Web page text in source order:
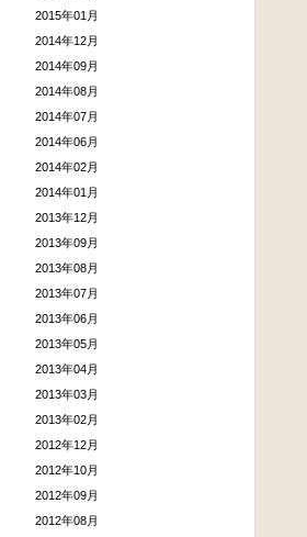
2015年01月
2014年12月
2014年09月
2014年08月
2014年07月
2014年06月
2014年02月
2014年01月
2013年12月
2013年09月
2013年08月
2013年07月
2013年06月
2013年05月
2013年04月
2013年03月
2013年02月
2012年12月
2012年10月
2012年09月
2012年08月